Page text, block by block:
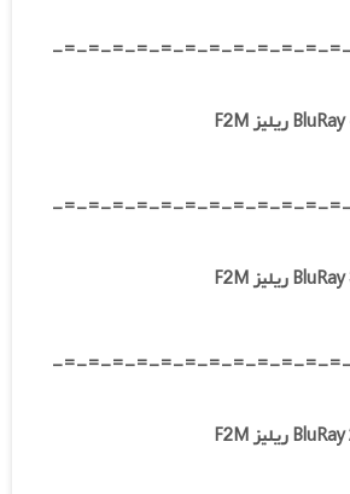
-=-=-=-=-=-=-=-=-=-=-=-
-=-=-=-=-=-=-=-=-=-=-=-
-=-=-=-=-=-=-=-=-=-=-=-